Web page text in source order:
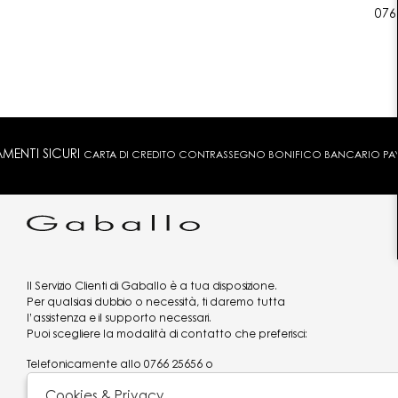
SICURI CARTA DI CREDITO CONTRASSEGNO BONIFICO BANCARIO
Il Servizio Clienti di Gaballo è a tua disposizione.
Per qualsiasi dubbio o necessità, ti daremo tutta
l’assistenza e il supporto necessari.
Puoi scegliere la modalità di contatto che preferisci:
Telefonicamente allo 0766 25656 o